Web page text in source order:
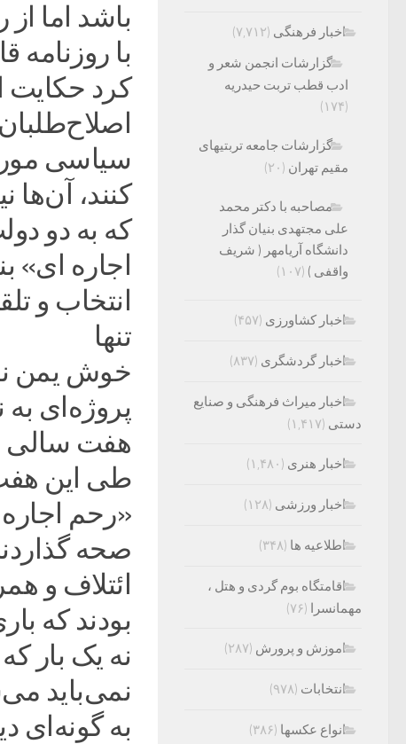
باشد اما
کرد حکایت
سیاسی
کنند، آن‌ها
که به دو
اجاره ای»
انتخاب و
تنها
خوش یمن
پروژه‌ای
هفت سالی
طی این
«رحم
صحه
ائتلاف و
بودند که
نه یک بار
به گونه‌ای
اخبار فرهنگی (۷,۷۱۲)
گزارشات انجمن شعر و
ادب قطب تربت حیدریه
(۱۷۴)
گزارشات جامعه تربتیهای
مقیم تهران (۲۰)
مصاحبه با دکتر محمد
علی مجتهدی بنیان گذار
دانشگاه آریامهر ( شریف
واقفی ) (۱۰۷)
اخبار کشاورزی (۴۵۷)
اخبار گردشگری (۸۳۷)
اخبار میراث فرهنگی و صنایع
دستی (۱,۴۱۷)
اخبار هنری (۱,۴۸۰)
اخبار ورزشی (۱۲۸)
اطلاعیه ها (۳۴۸)
اقامتگاه بوم گردی و هتل ،
مهمانسرا (۷۶)
اموزش و پرورش (۲۸۷)
انتخابات (۹۷۸)
انواع عکسها (۳۸۶)